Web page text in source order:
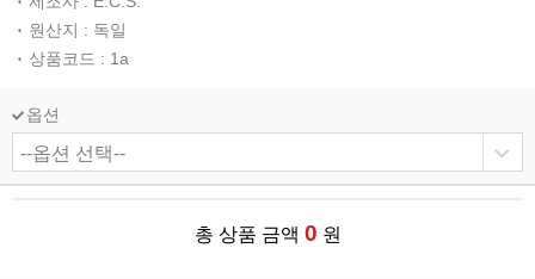
원산지 : 독일
상품코드 : 1a
옵션
총 상품 금액 0 원